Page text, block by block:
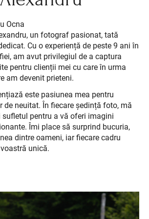
Ocna
un fotograf pasionat, tată
Cu o experiență de peste 9 ani în
am avut privilegiul de a captura
pentru clienții mei cu care în urma
am devenit prieteni.
este pasiunea mea pentru
de neuitat. În fiecare ședință foto, mă
pentru a vă oferi imagini
Îmi place să surprind bucuria,
dintre oameni, iar fiecare cadru
unică.